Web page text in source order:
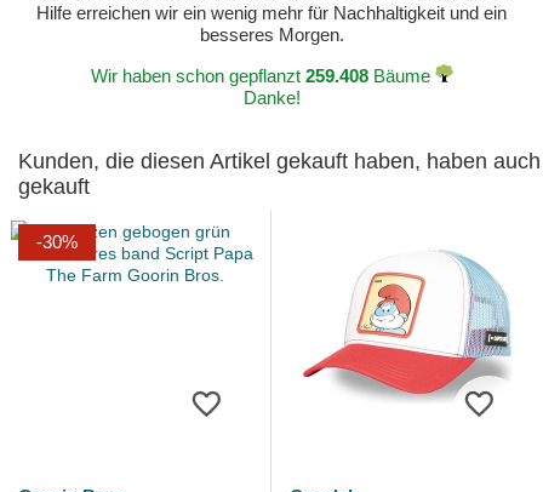
Hilfe erreichen wir ein wenig mehr für Nachhaltigkeit und ein
besseres Morgen.
Wir haben schon gepflanzt 259.408Bäume
Danke!
Kunden, die diesen Artikel gekauft haben, haben auch
gekauft
-30%